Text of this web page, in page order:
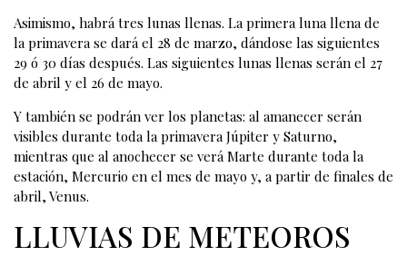
Asimismo, habrá tres lunas llenas. La primera luna llena de
la primavera se dará el 28 de marzo, dándose las siguientes
29 ó 30 días después. Las siguientes lunas llenas serán el 27
de abril y el 26 de mayo.
Y también se podrán ver los planetas: al amanecer serán
visibles durante toda la primavera Júpiter y Saturno,
mientras que al anochecer se verá Marte durante toda la
estación, Mercurio en el mes de mayo y, a partir de finales de
abril, Venus.
LLUVIAS DE METEOROS